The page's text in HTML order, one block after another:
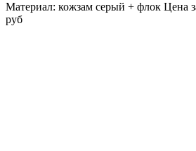
Материал: кожзам серый + флок Цена
руб